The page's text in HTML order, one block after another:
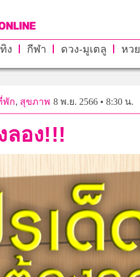
ง กีฬา ดวง-มูเตลู หวย
พัก, สุขภาพ 8 พ.ย. 2566 • 8:30 น.
ลอง!!!